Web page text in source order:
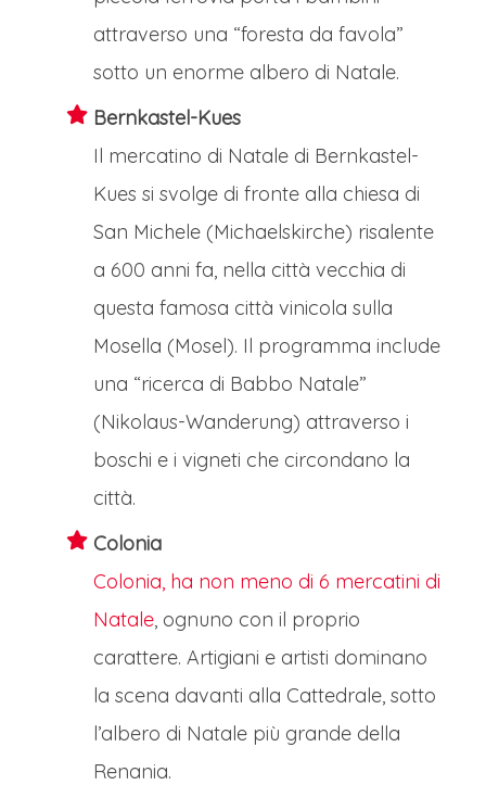
attraverso una “foresta da favola”
sotto un enorme albero di Natale.
Bernkastel-Kues
Il mercatino di Natale di Bernkastel-
Kues si svolge di fronte alla chiesa di
San Michele (Michaelskirche) risalente
a 600 anni fa, nella città vecchia di
questa famosa città vinicola sulla
Mosella (Mosel). Il programma include
una “ricerca di Babbo Natale”
(Nikolaus-Wanderung) attraverso i
boschi e i vigneti che circondano la
città.
Colonia
Colonia, ha non meno di 6 mercatini di
Natale, ognuno con il proprio
carattere. Artigiani e artisti dominano
la scena davanti alla Cattedrale, sotto
l’albero di Natale più grande della
Renania.